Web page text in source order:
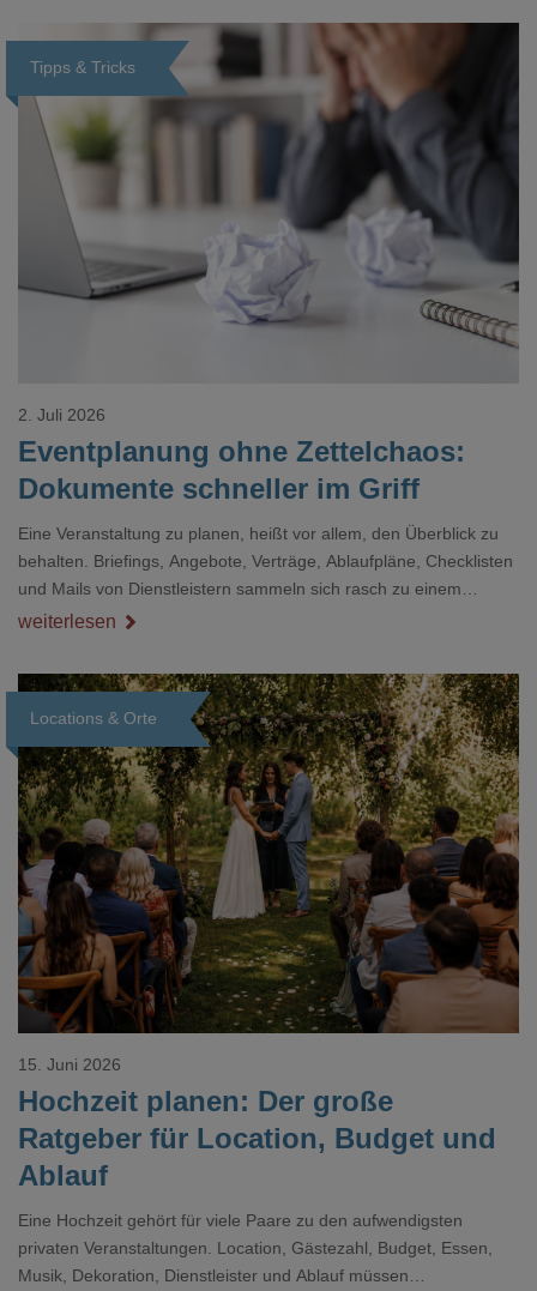
Tipps & Tricks
Loading...
Eventplanung ohne Zettelchaos:
Dokumente schneller im Griff
2. Juli 2026
Eine Veranstaltung zu planen, heißt vor allem, den Überblick zu
behalten. Briefings, Angebote, Verträge, Ablaufpläne, Checklisten
und Mails von Dienstleistern sammeln sich rasch zu einem
unübersichtlichen Stapel. Wer schon einmal kurz vor einem Event
Dokument gesucht hat, kennt das mulmige Gefühl.
weiterlesen
Locations & Orte
Loading...
Hochzeit planen: Der große
Ratgeber für Location, Budget und
Ablauf
15. Juni 2026
Eine Hochzeit gehört für viele Paare zu den aufwendigsten
privaten Veranstaltungen. Location, Gästezahl, Budget, Essen,
Musik, Dekoration, Dienstleister und Ablauf müssen